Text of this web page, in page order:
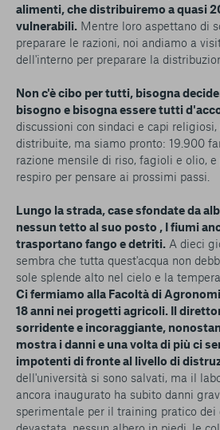
alimenti, che distribuiremo a quasi
vulnerabili. Mentre loro aspettano di
preparare le razioni, noi andiamo a
dell'interno per preparare la
Non c'è cibo per tutti, bisogna
bisogno e bisogna essere tutti
discussioni con sindaci e capi
distribuite, ma siamo pronto: 19.900
razione mensile di riso, fagioli e olio,
respiro per pensare ai prossimi passi.
Lungo la strada, case sfondate da
nessun tetto al suo posto , I fiumi
trasportano fango e detriti. A dieci
sembra che tutta quest'acqua non
sole splende alto nel cielo e la
Ci fermiamo alla Facoltà di
18 anni nei progetti agricoli. Il
sorridente e incoraggiante,
mostra i danni e una volta di più ci
impotenti di fronte al livello di
dell'università si sono salvati, ma il
ancora inaugurato ha subito danni
sperimentale per il training pratico